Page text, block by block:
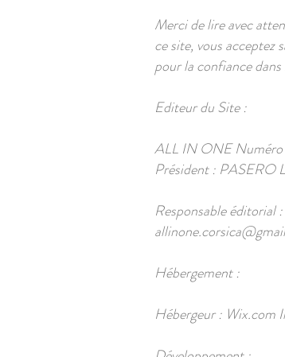
Merci de lire avec
ce site, vous
pour la confiance
Editeur du Site :
ALL IN ONE
Président : PASERO
Responsable
Hébergement :
Hébergeur : Wix.com